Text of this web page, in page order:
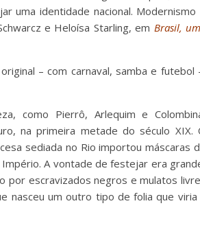
uma identidade nacional. Modernismo
e Heloísa Starling, em Brasil,
– com carnaval, samba e futebol
como Pierrô, Arlequim e
na primeira metade do século XIX.
sediada no Rio importou máscaras
A vontade de festejar era
por escravizados negros e mulatos
nasceu um outro tipo de folia que viria